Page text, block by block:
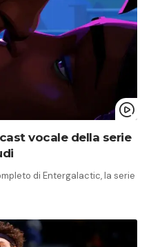
vocale della serie
di Entergalactic, la serie